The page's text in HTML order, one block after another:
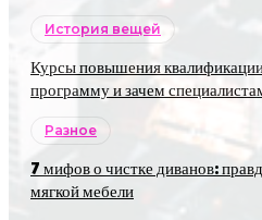
История вещей
Курсы повышения
программу и зачем
Разное
7 мифов о чистке диванов:
мягкой мебели